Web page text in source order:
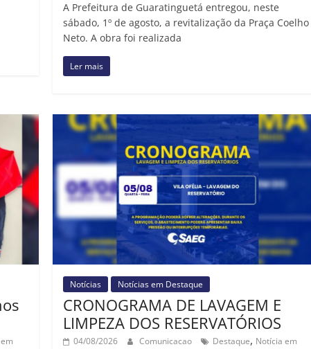
A Prefeitura de Guaratinguetá entregou, neste
sábado, 1º de agosto, a revitalização da Praça Coelho
Neto. A obra foi realizada
Ler mais
Notícias Notícias em Destaque
CRONOGRAMA DE LAVAGEM E
LIMPEZA DOS RESERVATÓRIOS
04/08/2026 Comunicacao Destaque, Notícia em